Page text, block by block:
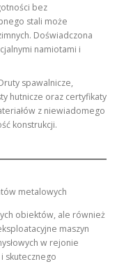
bez
stali może
Doświadczona
namiotami i
spawalnicze,
hutnicze oraz certyfikaty
z niewiadomego
konstrukcji.
metalowych
obiektów, ale również
maszyn
w rejonie
skutecznego